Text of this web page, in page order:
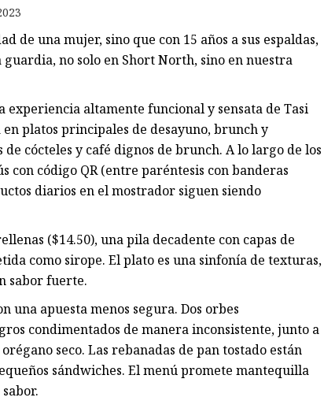
de una mujer, sino que con 15 años a sus espaldas,
no solo en Short North, sino en nuestra
experiencia altamente funcional y sensata de Tasi
platos principales de desayuno, brunch y
cócteles y café dignos de brunch. A lo largo de los
con código QR (entre paréntesis con banderas
diarios en el mostrador siguen siendo
($14.50), una pila decadente con capas de
como sirope. El plato es una sinfonía de texturas,
sabor fuerte.
una apuesta menos segura. Dos orbes
condimentados de manera inconsistente, junto a
seco. Las rebanadas de pan tostado están
sándwiches. El menú promete mantequilla